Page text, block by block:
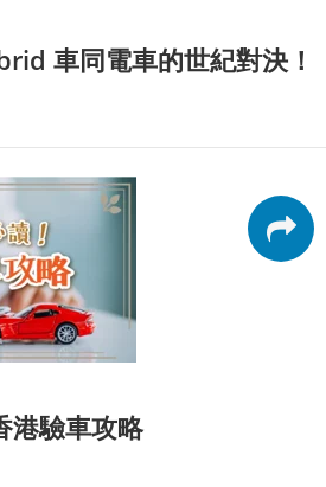
車同電車的世紀對決！
港驗車攻略